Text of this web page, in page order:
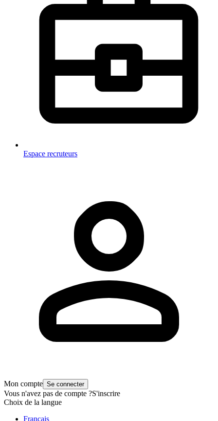
Espace recruteurs
Mon compte Se connecter
Vous n'avez pas de compte ?S'inscrire
Choix de la langue
Français